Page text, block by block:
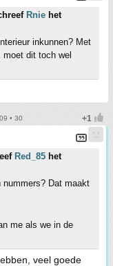
Rnie het
inkunnen? Met
dit toch wel
• 30
Red_85 het
nummers? Dat maakt
me als we in de
veel goede